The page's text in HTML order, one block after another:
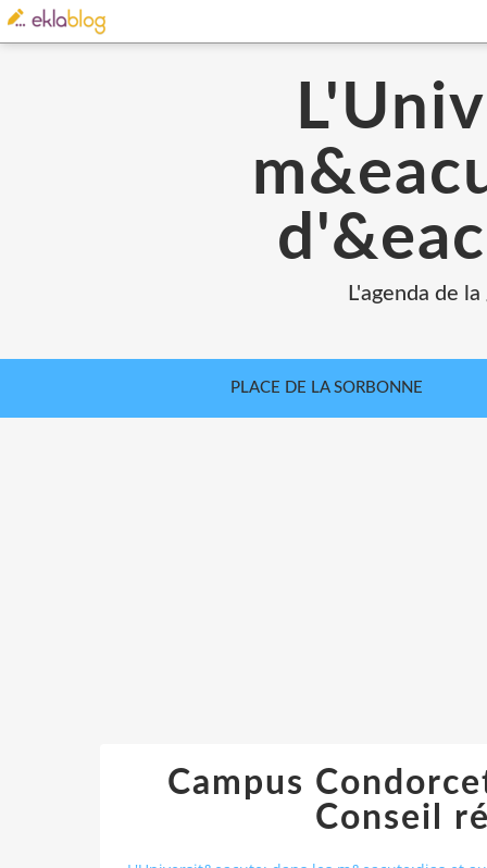
L'agenda de
PLACE DE LA SORBONNE
Campus
Conseil